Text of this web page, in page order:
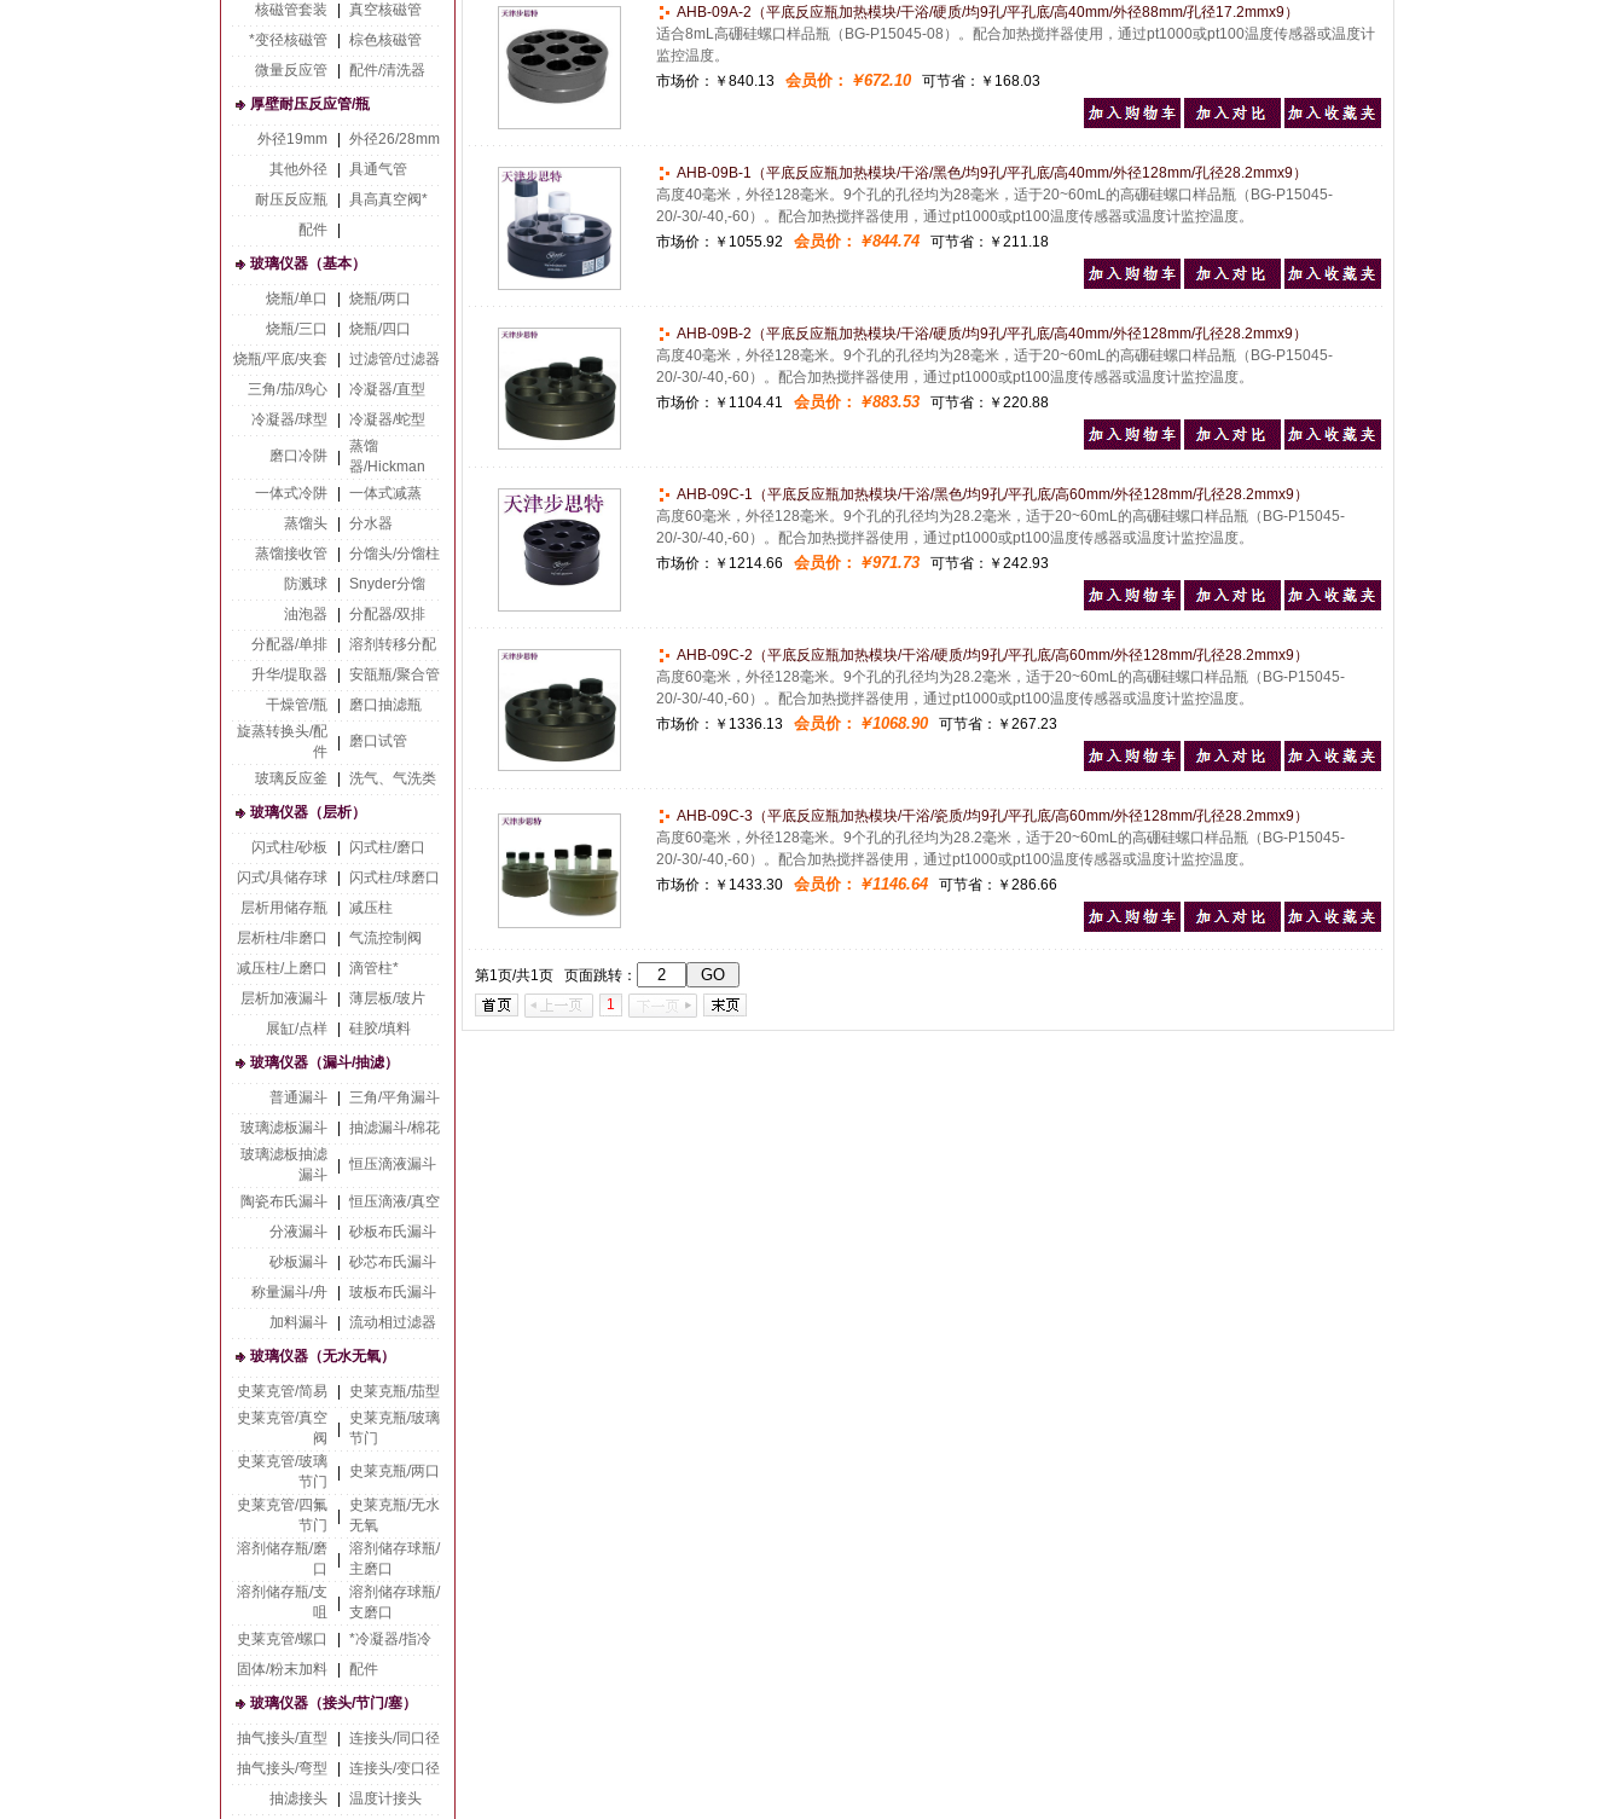
核磁管套装
真空核磁管
*变径核磁管
棕色核磁管
微量反应管
配件/清洗器
厚壁耐压反应管/瓶
外径19mm
外径26/28mm
其他外径
具通气管
耐压反应瓶
具高真空阀*
配件
玻璃仪器（基本）
烧瓶/单口
烧瓶/两口
烧瓶/三口
烧瓶/四口
烧瓶/平底/夹套
过滤管/过滤器
三角/茄/鸡心
冷凝器/直型
冷凝器/球型
冷凝器/蛇型
磨口冷阱
蒸馏
器/Hickman
一体式冷阱
一体式减蒸
蒸馏头
分水器
蒸馏接收管
分馏头/分馏柱
防溅球
Snyder分馏
油泡器
分配器/双排
分配器/单排
溶剂转移分配
升华/提取器
安瓿瓶/聚合管
干燥管/瓶
磨口抽滤瓶
旋蒸转换头/配
件
磨口试管
玻璃反应釜
洗气、气洗类
玻璃仪器（层析）
闪式柱/砂板
闪式柱/磨口
闪式/具储存球
闪式柱/球磨口
层析用储存瓶
减压柱
层析柱/非磨口
气流控制阀
减压柱/上磨口
滴管柱*
层析加液漏斗
薄层板/玻片
展缸/点样
硅胶/填料
玻璃仪器（漏斗/抽滤）
普通漏斗
三角/平角漏斗
玻璃滤板漏斗
抽滤漏斗/棉花
玻璃滤板抽滤
漏斗
恒压滴液漏斗
陶瓷布氏漏斗
恒压滴液/真空
分液漏斗
砂板布氏漏斗
砂板漏斗
砂芯布氏漏斗
称量漏斗/舟
玻板布氏漏斗
加料漏斗
流动相过滤器
玻璃仪器（无水无氧）
史莱克管/简易
史莱克瓶/茄型
史莱克管/真空
阀
史莱克瓶/玻璃
节门
史莱克管/玻璃
节门
史莱克瓶/两口
史莱克管/四氟
节门
史莱克瓶/无水
无氧
溶剂储存瓶/磨
口
溶剂储存球瓶/
主磨口
溶剂储存瓶/支
咀
溶剂储存球瓶/
支磨口
史莱克管/螺口
*冷凝器/指冷
固体/粉末加料
配件
玻璃仪器（接头/节门/塞）
抽气接头/直型
连接头/同口径
抽气接头/弯型
连接头/变口径
抽滤接头
温度计接头
AHB-09A-2（平底反应瓶加热模块/干浴/硬质/均9孔/平孔底/高40mm/外径88mm/孔径17.2mmx9）
适合8mL高硼硅螺口样品瓶（BG-P15045-08）。配合加热搅拌器使用，通过pt1000或pt100温度传感器或温度计
监控温度。
市场价： ￥840.13 会员价： ￥672.10 可节省：￥168.03
AHB-09B-1（平底反应瓶加热模块/干浴/黑色/均9孔/平孔底/高40mm/外径128mm/孔径28.2mmx9）
高度40毫米，外径128毫米。9个孔的孔径均为28毫米，适于20~60mL的高硼硅螺口样品瓶（BG-P15045-
20/-30/-40,-60）。配合加热搅拌器使用，通过pt1000或pt100温度传感器或温度计监控温度。
市场价： ￥1055.92 会员价： ￥844.74 可节省：￥211.18
AHB-09B-2（平底反应瓶加热模块/干浴/硬质/均9孔/平孔底/高40mm/外径128mm/孔径28.2mmx9）
高度40毫米，外径128毫米。9个孔的孔径均为28毫米，适于20~60mL的高硼硅螺口样品瓶（BG-P15045-
20/-30/-40,-60）。配合加热搅拌器使用，通过pt1000或pt100温度传感器或温度计监控温度。
市场价： ￥1104.41 会员价： ￥883.53 可节省：￥220.88
AHB-09C-1（平底反应瓶加热模块/干浴/黑色/均9孔/平孔底/高60mm/外径128mm/孔径28.2mmx9）
高度60毫米，外径128毫米。9个孔的孔径均为28.2毫米，适于20~60mL的高硼硅螺口样品瓶（BG-P15045-
20/-30/-40,-60）。配合加热搅拌器使用，通过pt1000或pt100温度传感器或温度计监控温度。
市场价： ￥1214.66 会员价： ￥971.73 可节省：￥242.93
AHB-09C-2（平底反应瓶加热模块/干浴/硬质/均9孔/平孔底/高60mm/外径128mm/孔径28.2mmx9）
高度60毫米，外径128毫米。9个孔的孔径均为28.2毫米，适于20~60mL的高硼硅螺口样品瓶（BG-P15045-
20/-30/-40,-60）。配合加热搅拌器使用，通过pt1000或pt100温度传感器或温度计监控温度。
市场价： ￥1336.13 会员价： ￥1068.90 可节省：￥267.23
AHB-09C-3（平底反应瓶加热模块/干浴/瓷质/均9孔/平孔底/高60mm/外径128mm/孔径28.2mmx9）
高度60毫米，外径128毫米。9个孔的孔径均为28.2毫米，适于20~60mL的高硼硅螺口样品瓶（BG-P15045-
20/-30/-40,-60）。配合加热搅拌器使用，通过pt1000或pt100温度传感器或温度计监控温度。
市场价： ￥1433.30 会员价： ￥1146.64 可节省：￥286.66
第1页/共1页 页面跳转：
1